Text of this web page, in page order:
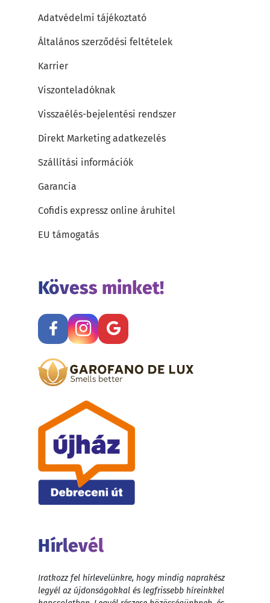
Adatvédelmi tájékoztató
Általános szerződési feltételek
Karrier
Viszonteladóknak
Visszaélés-bejelentési rendszer
Direkt Marketing adatkezelés
Szállítási információk
Garancia
Cofidis expressz online áruhitel
EU támogatás
Kövess minket!
Hírlevél
Iratkozz fel hírlevelünkre, hogy mindig naprakész
legyél az újdonságokkal és legfrissebb híreinkkel